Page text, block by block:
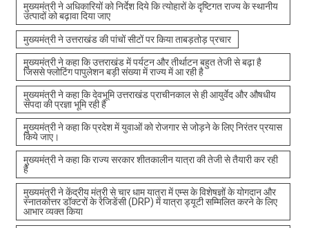
मुख्यमंत्री ने अधिकारियों को निर्देश दिये कि त्योहारों के दृष्टिगत राज्य के स्थानीय
उत्पादों को बढ़ावा दिया जाए
मुख्यमंत्री ने उत्तराखंड की पांचों सीटों पर किया ताबड़तोड़ प्रचार
मुख्यमंत्री ने कहा कि उत्तराखंड में पर्यटन और तीर्थाटन बहुत तेजी से बढ़ा है
जिससे फ्लोटिंग पापुलेशन बड़ी संख्या में राज्य में आ रही है
मुख्यमंत्री ने कहा कि देवभूमि उत्तराखंड प्राचीनकाल से ही आयुर्वेद और औषधीय
संपदा की प्रज्ञा भूमि रही है
मुख्यमंत्री ने कहा कि प्रदेश में युवाओं को रोजगार से जोड़ने के लिए निरंतर प्रयास
किये जाए।
मुख्यमंत्री ने कहा कि राज्य सरकार शीतकालीन यात्रा की तेजी से तैयारी कर रही
है
मुख्यमंत्री ने केंद्रीय मंत्री से चार धाम यात्रा में एम्स के विशेषज्ञों के योगदान और
स्नातकोत्तर डॉक्टरों के रेजिडेंसी (DRP) में यात्रा ड्यूटी सम्मिलित करने के लिए
आभार व्यक्त किया